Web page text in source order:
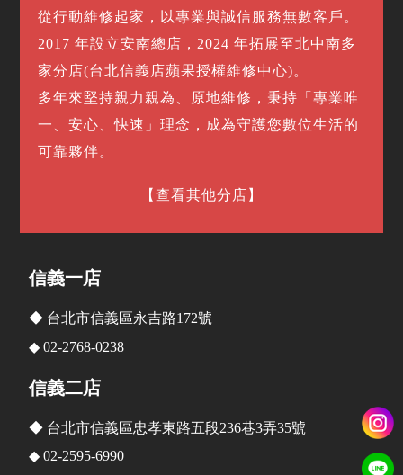
從行動維修起家，以專業與誠信服務無數客戶。
2017 年設立安南總店，2024 年拓展至北中南多
家分店(台北信義店蘋果授權維修中心)。
多年來堅持親力親為、原地維修，秉持「專業唯
一、安心、快速」理念，成為守護您數位生活的
可靠夥伴。
【查看其他分店】
信義一店
◆ 台北市信義區永吉路172號
◆ 02-2768-0238
信義二店
◆ 台北市信義區忠孝東路五段236巷3弄35號
◆ 02-2595-6990